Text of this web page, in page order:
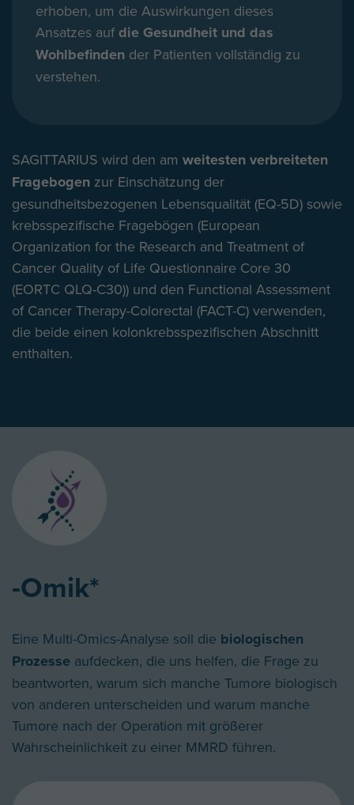
erhoben, um die Auswirkungen dieses
Ansatzes aufdie Gesundheit und das
Wohlbefinden der Patienten vollständig zu
verstehen.
SAGITTARIUS wird den am weitesten verbreiteten
Fragebogen zur Einschätzung der
gesundheitsbezogenen Lebensqualität (EQ-5D) sowie
krebsspezifische Fragebögen (European
Organization for the Research and Treatment of
Cancer Quality of Life Questionnaire Core 30
(EORTC QLQ-C30)) und den Functional Assessment
of Cancer Therapy-Colorectal (FACT-C) verwenden,
die beide einen kolonkrebsspezifischen Abschnitt
enthalten.
-Omik*
Eine Multi-Omics-Analyse soll die biologischen
Prozesse aufdecken, die uns helfen, die Frage zu
beantworten, warum sich manche Tumore biologisch
von anderen unterscheiden und warum manche
Tumore nach der Operation mit größerer
Wahrscheinlichkeit zu einer MMRD führen.